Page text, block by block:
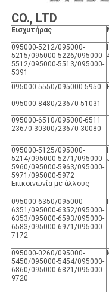
CO., LTD
Εισχυτήρας
095000-5212/095000-
5215/095000-5226/095000-
5512/095000-5513/095000-
5391
095000-5550/095000-5950
095000-8480/23670-51031
095000-6510/095000-6511
23670-30300/23670-30080
095000-5125/095000-
5214/095000-5271/095000-
5960/095000-5963/095000-
5971/095000-5972
Επικοινωνία με άλλους
095000-6350/095000-
6351/095000-6352/095000-
6353/095000-6593/095000-
6583/095000-6971/095000-
7172
095000-0260/095000-
5450/095000-5454/095000-
6860/095000-6821/095000-
9720